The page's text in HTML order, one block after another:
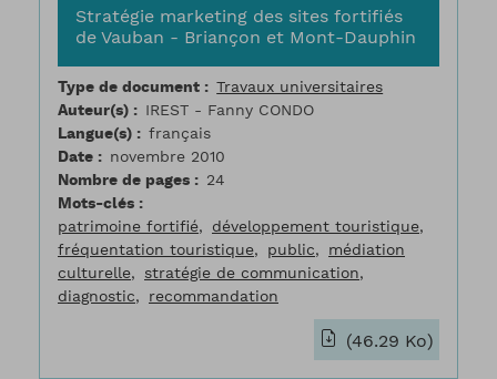
Stratégie marketing des sites fortifiés
de Vauban - Briançon et Mont-Dauphin
Type de document
Travaux universitaires
Auteur(s)
IREST - Fanny CONDO
Langue(s)
français
Date
novembre 2010
Nombre de pages
24
Mots-clés
patrimoine fortifié
développement touristique
fréquentation touristique
public
médiation
culturelle
stratégie de communication
diagnostic
recommandation
(46.29 Ko)